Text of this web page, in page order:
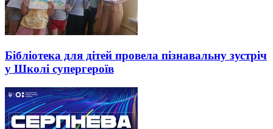
Бібліотека для дітей провела пізнавальну зустріч
у Школі супергероїв